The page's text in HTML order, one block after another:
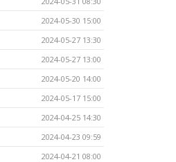
2024-05-30 15:00
2024-05-27 13:30
2024-05-27 13:00
2024-05-20 14:00
2024-05-17 15:00
2024-04-25 14:30
2024-04-23 09:59
2024-04-21 08:00